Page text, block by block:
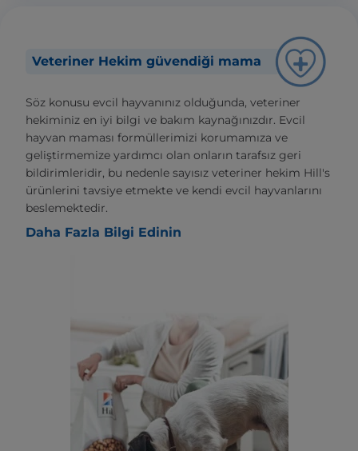
Veteriner Hekim güvendiği mama
Söz konusu evcil hayvanınız olduğunda, veteriner
hekiminiz en iyi bilgi ve bakım kaynağınızdır. Evcil
hayvan maması formüllerimizi korumamıza ve
geliştirmemize yardımcı olan onların tarafsız geri
bildirimleridir, bu nedenle sayısız veteriner hekim Hill's
ürünlerini tavsiye etmekte ve kendi evcil hayvanlarını
beslemektedir.
Daha Fazla Bilgi Edinin